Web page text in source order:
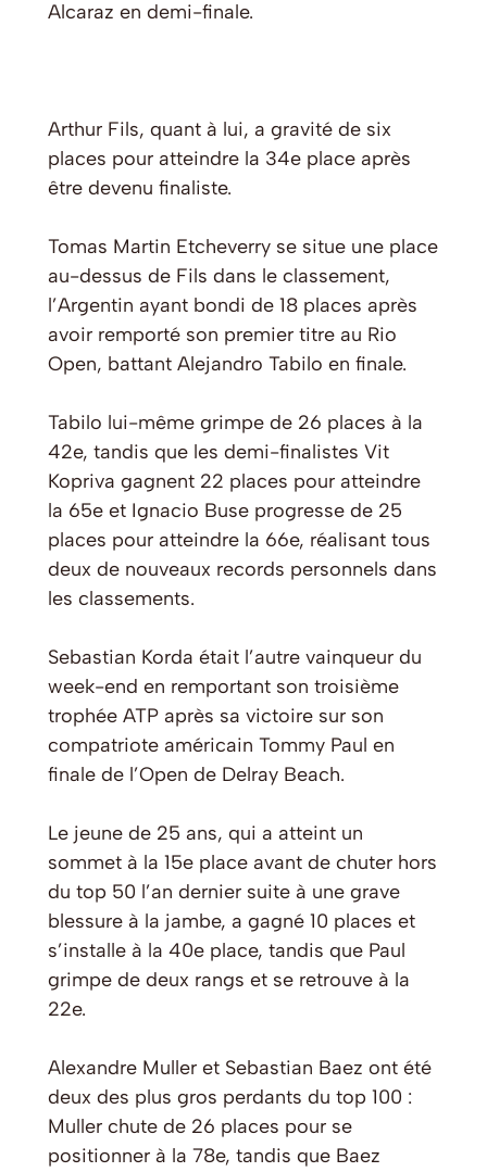
Alcaraz en demi-finale.
Arthur Fils, quant à lui, a gravité de six
places pour atteindre la 34e place après
être devenu finaliste.
Tomas Martin Etcheverry se situe une place
au-dessus de Fils dans le classement,
l’Argentin ayant bondi de 18 places après
avoir remporté son premier titre au Rio
Open, battant Alejandro Tabilo en finale.
Tabilo lui-même grimpe de 26 places à la
42e, tandis que les demi-finalistes Vit
Kopriva gagnent 22 places pour atteindre
la 65e et Ignacio Buse progresse de 25
places pour atteindre la 66e, réalisant tous
deux de nouveaux records personnels dans
les classements.
Sebastian Korda était l’autre vainqueur du
week-end en remportant son troisième
trophée ATP après sa victoire sur son
compatriote américain Tommy Paul en
finale de l’Open de Delray Beach.
Le jeune de 25 ans, qui a atteint un
sommet à la 15e place avant de chuter hors
du top 50 l’an dernier suite à une grave
blessure à la jambe, a gagné 10 places et
s’installe à la 40e place, tandis que Paul
grimpe de deux rangs et se retrouve à la
22e.
Alexandre Muller et Sebastian Baez ont été
deux des plus gros perdants du top 100 :
Muller chute de 26 places pour se
positionner à la 78e, tandis que Baez